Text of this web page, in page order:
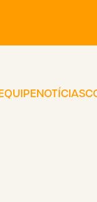
NOTÍCIAS